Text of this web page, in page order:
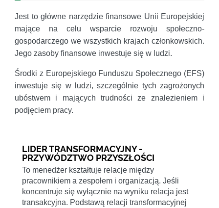
Jest to główne narzędzie finansowe Unii Europejskiej
mające na celu wsparcie rozwoju społeczno-
gospodarczego we wszystkich krajach członkowskich.
Jego zasoby finansowe inwestuje się w ludzi.
Środki z Europejskiego Funduszu Społecznego (EFS)
inwestuje się w ludzi, szczególnie tych zagrożonych
ubóstwem i mających trudności ze znalezieniem i
podjęciem pracy.
LIDER TRANSFORMACYJNY -
PRZYWÓDZTWO PRZYSZŁOŚCI
To menedżer kształtuje relacje między
pracownikiem a zespołem i organizacją. Jeśli
koncentruje się wyłącznie na wyniku relacja jest
transakcyjna. Podstawą relacji transformacyjnej